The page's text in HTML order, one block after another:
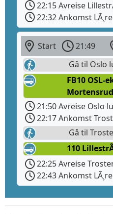
22:15 Avreise
22:32 Ankomst
Start 21:49
Gå til Oslo
FB10 OSL-
Mortensrud
21:50 Avreise Oslo
22:17 Ankomst
Gå til
110
22:25 Avreise
22:43 Ankomst